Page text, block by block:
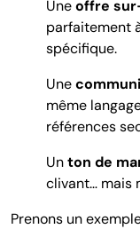
Uneoffre
parfaitement
spécifique.
Une
même
références
Unton de
clivant… mais
Prenons un